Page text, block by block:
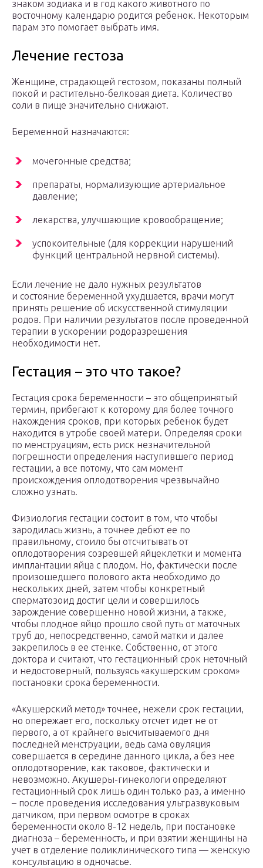
знаком зодиака и в год какого животного по
восточному календарю родится ребенок. Некоторым
парам это помогает выбрать имя.
Лечение гестоза
Женщине, страдающей гестозом, показаны полный
покой и растительно-белковая диета. Количество
соли в пище значительно снижают.
Беременной назначаются:
мочегонные средства;
препараты, нормализующие артериальное
давление;
лекарства, улучшающие кровообращение;
успокоительные (для коррекции нарушений
функций центральной нервной системы).
Если лечение не дало нужных результатов
и состояние беременной ухудшается, врачи могут
принять решение об искусственной стимуляции
родов. При наличии результатов после проведенной
терапии в ускорении родоразрешения
необходимости нет.
Гестация – это что такое?
Гестация срока беременности – это общепринятый
термин, прибегают к которому для более точного
нахождения сроков, при которых ребенок будет
находится в утробе своей матери. Определяя сроки
по менструациям, есть риск незначительной
погрешности определения наступившего период
гестации, а все потому, что сам момент
происхождения оплодотворения чрезвычайно
сложно узнать.
Физиология гестации состоит в том, что чтобы
зародилась жизнь, а точнее дебют ее по
правильному, стоило бы отсчитывать от
оплодотворения созревшей яйцеклетки и момента
имплантации яйца с плодом. Но, фактически после
произошедшего полового акта необходимо до
нескольких дней, затем чтобы конкретный
сперматозоид достиг цели и совершилось
зарождение совершенно новой жизни, а также,
чтобы плодное яйцо прошло свой путь от маточных
труб до, непосредственно, самой матки и далее
закрепилось в ее стенке. Собственно, от этого
доктора и считают, что гестационный срок неточный
и недостоверный, пользуясь «акушерским сроком»
постановки срока беременности.
«Акушерский метод» точнее, нежели срок гестации,
но опережает его, поскольку отсчет идет не от
первого, а от крайнего высчитываемого дня
последней менструации, ведь сама овуляция
совершается в середине данного цикла, а без нее
оплодотворение, как таковое, фактически и
невозможно. Акушеры-гинекологи определяют
гестационный срок лишь один только раз, а именно
– после проведения исследования ультразвуковым
датчиком, при первом осмотре в сроках
беременности около 8-12 недель, при постановке
диагноза – беременность, и при взятии женщины на
учет в отделение поликлинического типа — женскую
консультацию в одночасье.